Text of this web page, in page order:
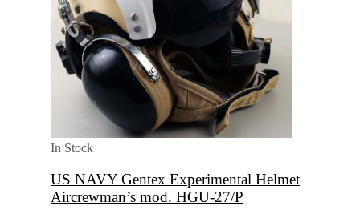
In Stock
US NAVY Gentex Experimental Helmet
Aircrewman’s mod. HGU-27/P